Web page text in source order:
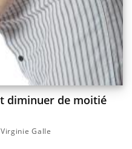
diminuer de moitié
Galle